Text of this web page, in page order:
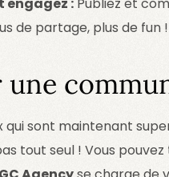
de partage, plus de fun !
une
qui sont maintenant
tout seul ! Vous